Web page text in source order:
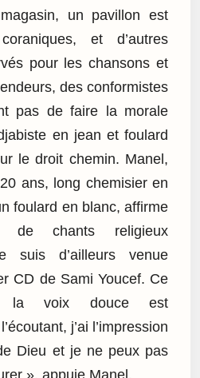
un pavillon est
et d’autres
pour les chansons et
des conformistes
pas de faire la morale
en jean et foulard
le droit chemin. Manel,
ans, long chemisier en
foulard en blanc, affirme
chants religieux
suis d’ailleurs venue
CD de Sami Youcef. Ce
la voix douce est
j’ai l’impression
Dieu et je ne peux pas
», appuie Manel.